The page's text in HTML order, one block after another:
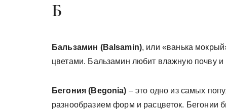
Б
Бальзамин (Balsamin), или «ванька
цветами. Бальзамин любит влажную почву и
Бегония (Begonia) – это одно из самых
разнообразием форм и расцветок. Бегонии